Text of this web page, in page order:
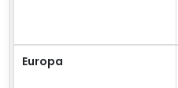
Europa